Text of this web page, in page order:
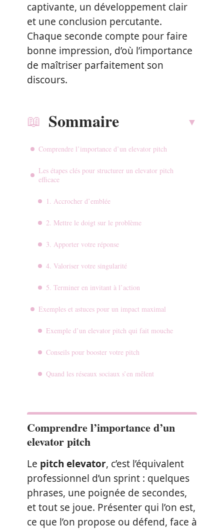
captivante, un développement clair
et une conclusion percutante.
Chaque seconde compte pour faire
bonne impression, d’où l’importance
de maîtriser parfaitement son
discours.
Sommaire
Comprendre l’importance d’un elevator pitch
Les étapes clés pour structurer un elevator pitch
efficace
1. Accrocher d’emblée
2. Mettre le doigt sur le problème
3. Apporter votre réponse
4. Valoriser votre singularité
5. Terminer en invitant à l’action
Exemples et astuces pour un impact maximal
Exemple d’un elevator pitch qui fait mouche
Conseils pour booster votre pitch
Quand les réseaux sociaux s’en mêlent
Comprendre l’importance d’un
elevator pitch
Le pitch elevator, c’est l’équivalent
professionnel d’un sprint : quelques
phrases, une poignée de secondes,
et tout se joue. Présenter qui l’on est,
ce que l’on propose ou défend, face à